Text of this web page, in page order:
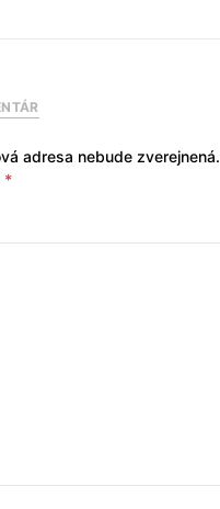
adresa nebude zverejnená.
*